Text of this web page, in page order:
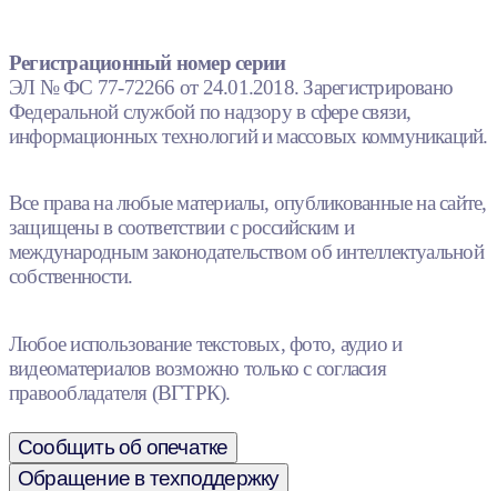
Регистрационный номер серии
ЭЛ № ФС 77-72266 от 24.01.2018. Зарегистрировано
Федеральной службой по надзору в сфере связи,
информационных технологий и массовых коммуникаций.
Все права на любые материалы, опубликованные на сайте,
защищены в соответствии с российским и
международным законодательством об интеллектуальной
собственности.
Любое использование текстовых, фото, аудио и
видеоматериалов возможно только с согласия
правообладателя (ВГТРК).
Сообщить об опечатке
Обращение в техподдержку